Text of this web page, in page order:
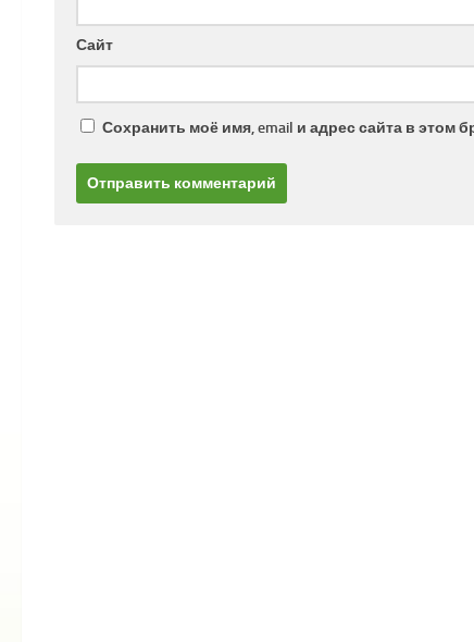
Сайт
Сохранить моё имя, email и адрес сайта в